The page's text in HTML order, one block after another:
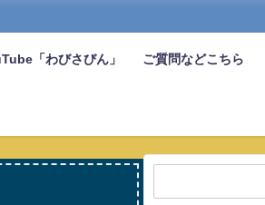
「わびさびん」 ご質問などこちら